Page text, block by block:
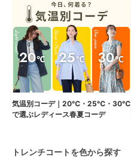
気温別コーデ｜20℃・25℃・30℃
で選ぶレディース春夏コーデ
トレンチコートを色から探す